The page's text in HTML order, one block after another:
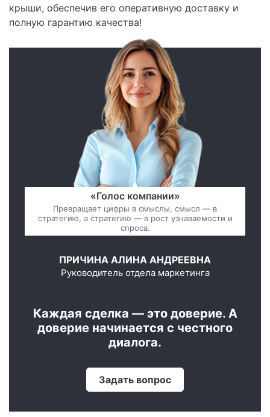
крыши, обеспечив его оперативную доставку и
полную гарантию качества!
«Голос компании»
Превращает цифры в смыслы, смысл — в
стратегию, а стратегию — в рост узнаваемости и
спроса.
ПРИЧИНА АЛИНА АНДРЕЕВНА
Руководитель отдела маркетинга
Каждая сделка — это доверие. А
доверие начинается с честного
диалога.
Задать вопрос